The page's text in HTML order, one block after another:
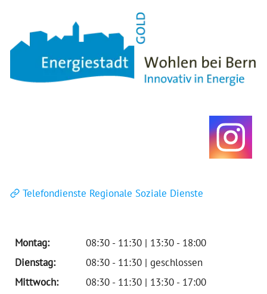
Telefondienste Regionale Soziale Dienste
Montag:
08:30 - 11:30 | 13:30 - 18:00
Dienstag:
08:30 - 11:30 | geschlossen
Mittwoch:
08:30 - 11:30 | 13:30 - 17:00